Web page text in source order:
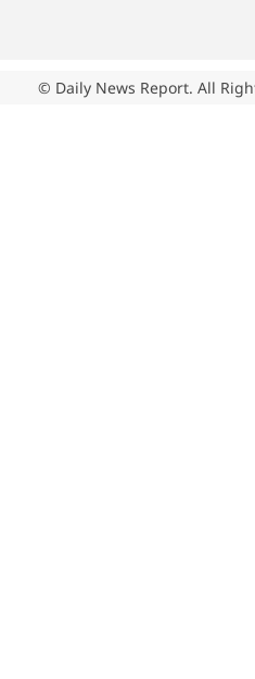
© Daily News Report. All